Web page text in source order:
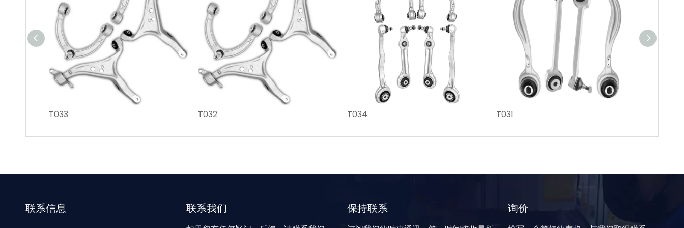
T033 T032 T034 T031
联系信息 联系我们 保持联系 询价